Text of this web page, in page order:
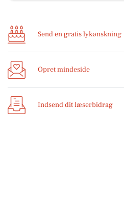
Send en gratis lykønskning
Opret mindeside
Indsend dit læserbidrag